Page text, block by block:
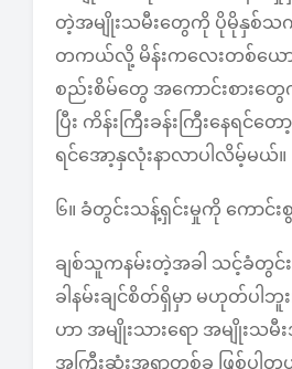
တဲ့အမျိုးသမီးတွေကို ပိုမိုနှစ်သ
တကယ်လို့ မိန်းကလေးတစ်ယေ
စည်းစိမ်တွေ အကောင်းစားတွေ
ပြီး ကိန်းကြီးခန်းကြီးနေရင်
ရင်အော့နှလုံးနာလာပါလိမ့်မယ်။
၆။ ခံတွင်းသန့်ရှင်းမှုကို ကောင်း
ချစ်သူကနမ်းတဲ့အခါ သင့်ခံတွင်
ခါနမ်းချင်စိတ်ရှိမှာ မဟုတ်ပါဘူ
ဟာ အမျိုးသားရော အမျိုးသ
အကြီးဆုံးအရာတစ်ခု ဖြစ်ပါတယ်